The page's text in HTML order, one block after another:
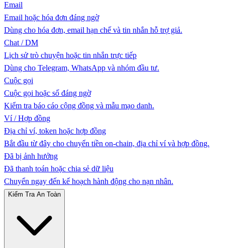
Email
Email hoặc hóa đơn đáng ngờ
Dùng cho hóa đơn, email hạn chế và tin nhắn hỗ trợ giả.
Chat / DM
Lịch sử trò chuyện hoặc tin nhắn trực tiếp
Dùng cho Telegram, WhatsApp và nhóm đầu tư.
Cuộc gọi
Cuộc gọi hoặc số đáng ngờ
Kiểm tra báo cáo cộng đồng và mẫu mạo danh.
Ví / Hợp đồng
Địa chỉ ví, token hoặc hợp đồng
Bắt đầu từ đây cho chuyển tiền on-chain, địa chỉ ví và hợp đồng.
Đã bị ảnh hưởng
Đã thanh toán hoặc chia sẻ dữ liệu
Chuyển ngay đến kế hoạch hành động cho nạn nhân.
Kiểm Tra An Toàn